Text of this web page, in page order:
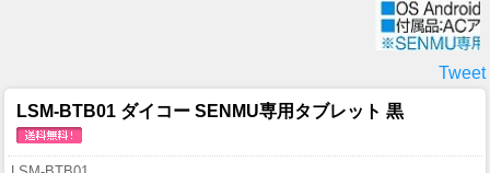
Tweet
LSM-BTB01 ダイコー SENMU専用タブレット 黒